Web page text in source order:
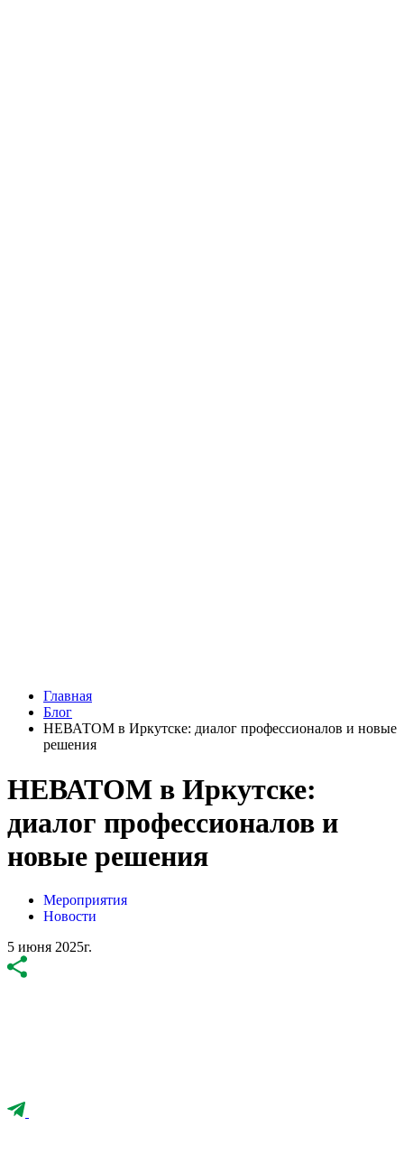
Главная
Блог
НЕВАТОМ в Иркутске: диалог профессионалов и новые
решения
НЕВАТОМ в Иркутске:
диалог профессионалов и
новые решения
Мероприятия
Новости
5 июня 2025г.